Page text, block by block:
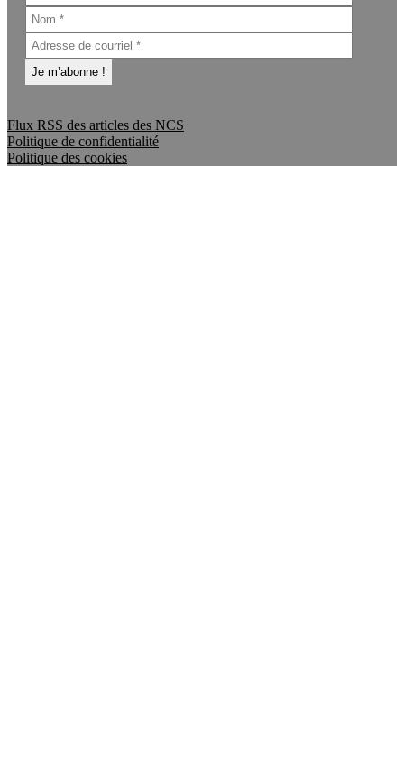
Flux RSS des articles des NCS
Politique de confidentialité
Politique des cookies